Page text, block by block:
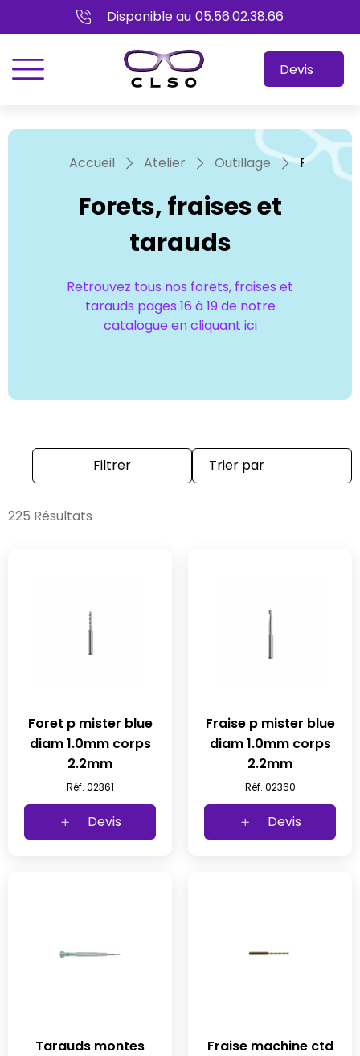
Disponible au 05.56.02.38.66
menu Devis
Accueil Atelier Outillage Forets,
Forets, fraises et
tarauds
Retrouvez tous nos forets, fraises et
tarauds pages 16 à 19 de notre
catalogue en cliquant ici
Filtrer
225 Résultats
Foret p mister blue
diam 1.0mm corps
2.2mm
Réf. 02361
Devis
Fraise p mister blue
diam 1.0mm corps
2.2mm
Réf. 02360
Devis
Tarauds montes
Fraise machine ctd